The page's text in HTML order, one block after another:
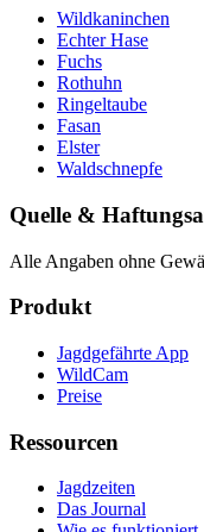
Wildkaninchen
Echter Hase
Fuchs
Rothuhn
Ringeltaube
Fasan
Elster
Waldschnepfe
Quelle &
Alle Angaben ohne
Produkt
Jagdgefährte App
WildCam
Preise
Ressourcen
Jagdzeiten
Das Journal